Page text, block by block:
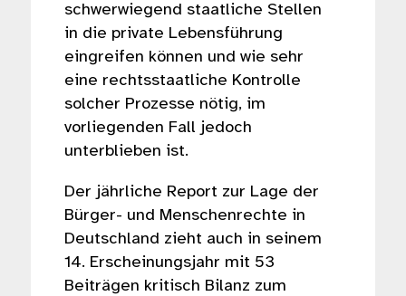
schwerwiegend staatliche Stellen
in die private Lebensführung
eingreifen können und wie sehr
eine rechtsstaatliche Kontrolle
solcher Prozesse nötig, im
vorliegenden Fall jedoch
unterblieben ist.
Der jährliche Report zur Lage der
Bürger- und Menschenrechte in
Deutschland zieht auch in seinem
14. Erscheinungsjahr mit 53
Beiträgen kritisch Bilanz zum